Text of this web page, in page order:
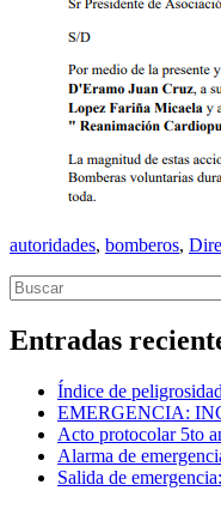
autoridades, bomberos,
Entradas
Índice de
EMERGENCIA:
Acto protocolar 5to
Alarma de
Salida de